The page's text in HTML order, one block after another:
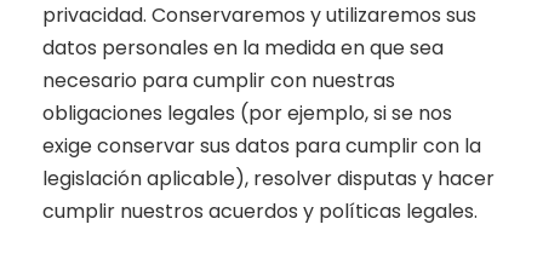
privacidad. Conservaremos y utilizaremos sus
datos personales en la medida en que sea
necesario para cumplir con nuestras
obligaciones legales (por ejemplo, si se nos
exige conservar sus datos para cumplir con la
legislación aplicable), resolver disputas y hacer
cumplir nuestros acuerdos y políticas legales.